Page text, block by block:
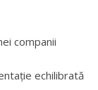
companii
echilibrată